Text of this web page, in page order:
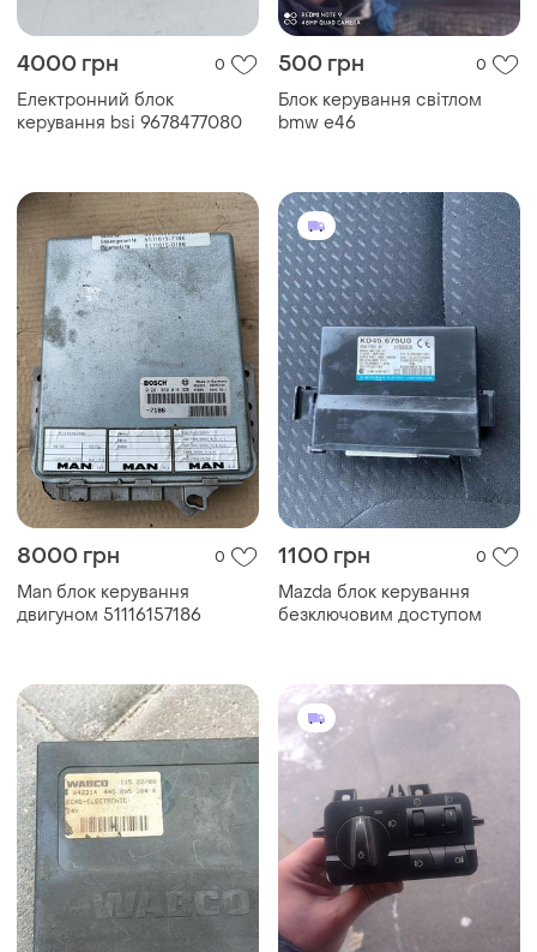
4000 грн 0
Електронний блок
керування bsi 9678477080
500 грн 0
Блок керування світлом
bmw e46
8000 грн 0
Man блок керування
двигуном 51116157186
1100 грн 0
Mazda блок керування
безключовим доступом